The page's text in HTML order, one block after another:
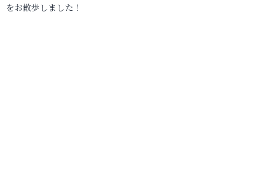
をお散歩しました！